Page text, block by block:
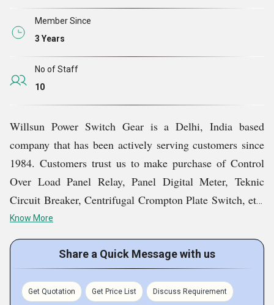
Member Since
3 Years
No of Staff
10
Willsun Power Switch Gear is a Delhi, India based
company that has been actively serving customers since
1984. Customers trust us to make purchase of Control
Over Load Panel Relay, Panel Digital Meter, Teknic
Circuit Breaker, Centrifugal Crompton Plate Switch, etc.
We are happy to see that because of quality products,
unique working approach, vast experience customers
prefer to buy from us.
Key Facts of Willsun Power Switch Gear:
Know More
Share a Quick Message with us
Get Quotation Get Price List Discuss Requirement